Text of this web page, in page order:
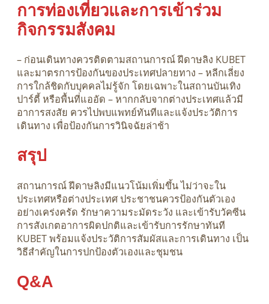
การท่องเที่ยวและการเข้าร่วม
กิจกรรมสังคม
– ก่อนเดินทางควรติดตามสถานการณ์ ฝีดาษลิง KUBET
และมาตรการป้องกันของประเทศปลายทาง – หลีกเลี่ยง
การใกล้ชิดกับบุคคลไม่รู้จัก โดยเฉพาะในสถานบันเทิง
ปาร์ตี้ หรือพื้นที่แออัด – หากกลับจากต่างประเทศแล้วมี
อาการสงสัย ควรไปพบแพทย์ทันทีและแจ้งประวัติการ
เดินทาง เพื่อป้องกันการวินิจฉัยล่าช้า
สรุป
สถานการณ์ ฝีดาษลิงมีแนวโน้มเพิ่มขึ้น ไม่ว่าจะใน
ประเทศหรือต่างประเทศ ประชาชนควรป้องกันตัวเอง
อย่างเคร่งครัด รักษาความระมัดระวัง และเข้ารับวัคซีน
การสังเกตอาการผิดปกติและเข้ารับการรักษาทันที
KUBET พร้อมแจ้งประวัติการสัมผัสและการเดินทาง เป็น
วิธีสำคัญในการปกป้องตัวเองและชุมชน
Q&A